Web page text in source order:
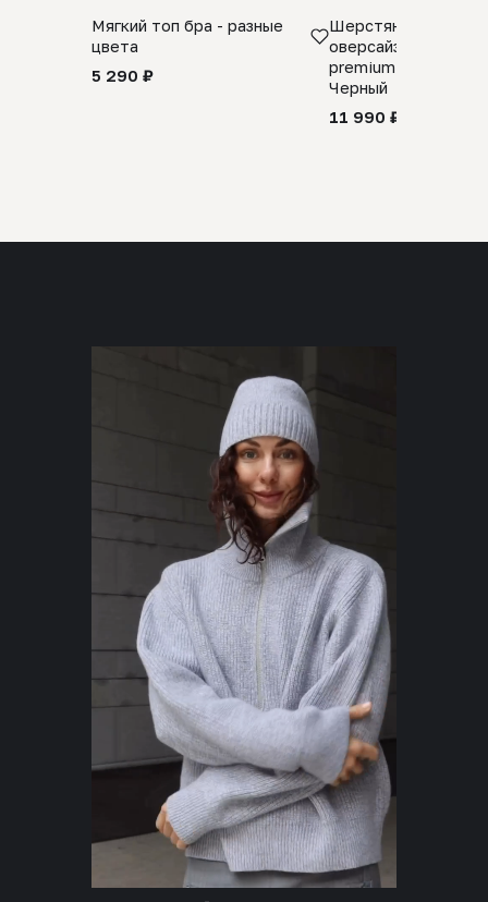
Мягкий топ бра - разные
цвета
5 290 ₽
Шерстяной свитер
оверсайз 100%
premium merino
Черный
11 990 ₽